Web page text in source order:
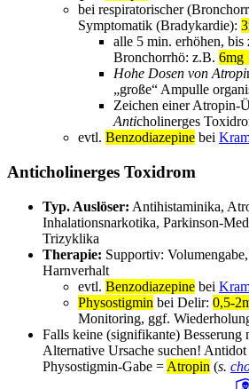
bei respiratorischer
Symptomatik (Bradykardie):
alle 5 min. erhöhen,
Bronchorrhö: z.B.
Hohe Dosen von Atropi
„große“ Ampulle
Zeichen einer Atropin-
Anticholinerges
evtl. Benzodiazepine bei
Anticholinerges Toxidrom
Typ. Auslöser: Antihistaminika,
Inhalationsnarkotika, Parkinson-
Trizyklika
Therapie: Supportiv:
Harnverhalt
evtl. Benzodiazepine bei
Physostigmin bei Delir: 0,5-
Monitoring, ggf.
Falls keine (signifikante) Besserung
Alternative Ursache suchen!
Physostigmin-Gabe = Atropin (s.